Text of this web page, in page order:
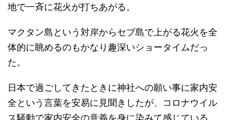
地で一斉に花火が打ちあがる。
マクタン島という対岸からセブ島で上がる花火を全
体的に眺めるのもかなり趣深いショータイムだっ
た。
日本で過ごしてきたときに神社への願い事に家内安
全という言葉を安易に見聞きしたが、コロナウイル
ス騒動で家内安全の意義を身に染みて感じている。